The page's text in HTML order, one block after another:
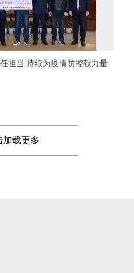
担当 持续为疫情防控献力量
加载更多